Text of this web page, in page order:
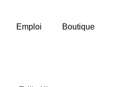
Emploi Boutique